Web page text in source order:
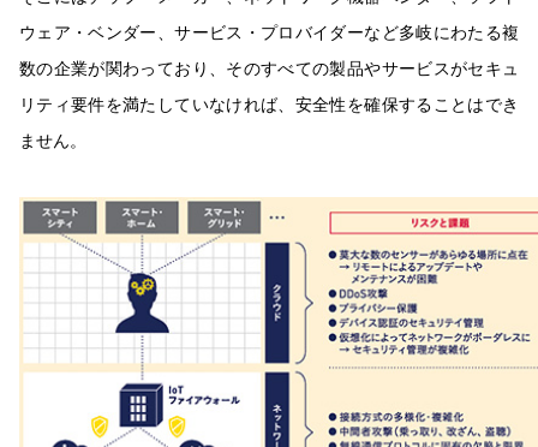
ウェア・ベンダー、サービス・プロバイダーなど多岐にわたる複
数の企業が関わっており、そのすべての製品やサービスがセキュ
リティ要件を満たしていなければ、安全性を確保することはでき
ません。